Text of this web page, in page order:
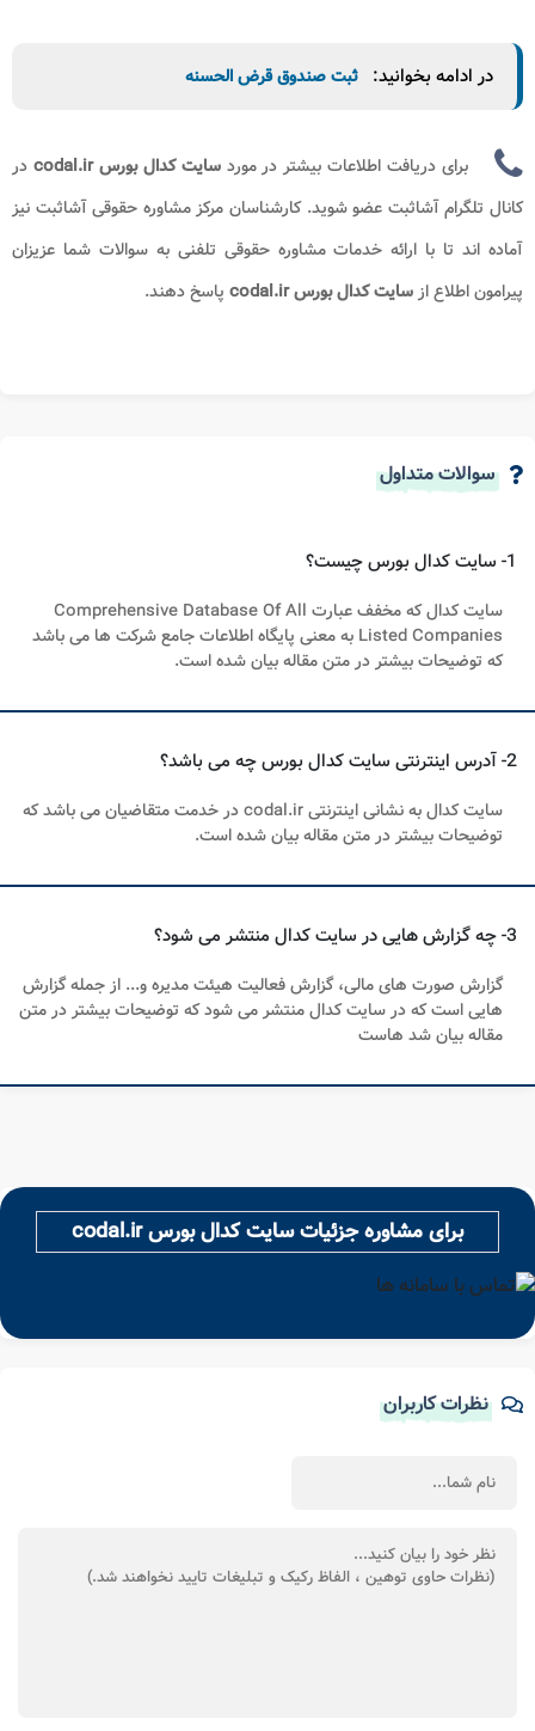
در ادامه بخوانید: ثبت صندوق قرض الحسنه
برای دریافت اطلاعات بیشتر در موردسایت کدال بورس codal.ir
در
کانال تلگرام آشاثبت عضو شوید. کارشناسان مرکز مشاوره حقوقی آشاثبت نیز
آماده اند تا با ارائه خدمات مشاوره حقوقی تلفنی به سوالات شما عزیزان
پیرامون اطلاع ازسایت کدال بورس codal.ir پاسخ دهند.
سوالات متداول
1- سایت کدال بورس چیست؟
سایت کدال که مخفف عبارت Comprehensive Database Of All
Listed Companies به معنی پایگاه اطلاعات جامع شرکت‌ ها می باشد
که توضیحات بیشتر در متن مقاله بیان شده است.
2- آدرس اینترنتی سایت کدال بورس چه می باشد؟
سایت کدال به نشانی اینترنتی codal.ir در خدمت متقاضیان می باشد که
توضیحات بیشتر در متن مقاله بیان شده است.
3- چه گزارش‌ هایی در سایت کدال منتشر می‎ ‌شود؟
گزارش صورت‌ های مالی، گزارش فعالیت هیئت مدیره و... از جمله گزارش‌
هایی است که در سایت کدال منتشر می‎ ‌شود که توضیحات بیشتر در متن
مقاله بیان شد هاست
برای مشاوره جزئیات سایت کدال بورس codal.ir
نظرات کاربران